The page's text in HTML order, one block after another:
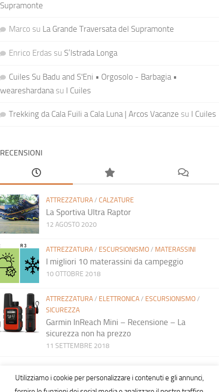
Supramonte
Marco su La Grande Traversata del Supramonte
Enrico Erdas su S’Istrada Longa
Cuiles Su Badu and S'Eni • Orgosolo - Barbagia •
weareshardanasu I Cuiles
Trekking da Cala Fuili a Cala Luna | Arcos Vacanze su I Cuiles
RECENSIONI
ATTREZZATURA/ CALZATURE
La Sportiva Ultra Raptor
12 AGOSTO 2020
ATTREZZATURA/ ESCURSIONISMO/ MATERASSINI
I migliori 10 materassini da campeggio
10 OTTOBRE 2018
ATTREZZATURA/ ELETTRONICA/ ESCURSIONISMO/
SICUREZZA
Garmin InReach Mini – Recensione – La
sicurezza non ha prezzo
11 SETTEMBRE 2018
Utilizziamo i cookie per personalizzare i contenuti e gli annunci,